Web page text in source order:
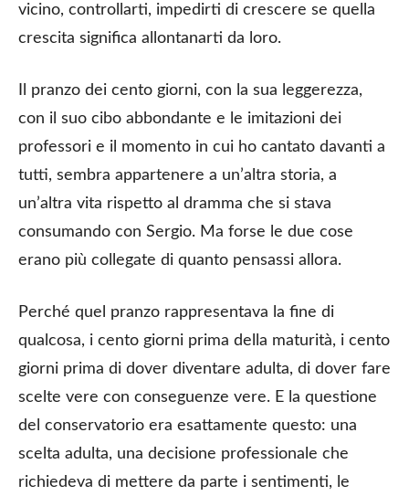
vicino, controllarti, impedirti di crescere se quella
crescita significa allontanarti da loro.
Il pranzo dei cento giorni, con la sua leggerezza,
con il suo cibo abbondante e le imitazioni dei
professori e il momento in cui ho cantato davanti a
tutti, sembra appartenere a un’altra storia, a
un’altra vita rispetto al dramma che si stava
consumando con Sergio. Ma forse le due cose
erano più collegate di quanto pensassi allora.
Perché quel pranzo rappresentava la fine di
qualcosa, i cento giorni prima della maturità, i cento
giorni prima di dover diventare adulta, di dover fare
scelte vere con conseguenze vere. E la questione
del conservatorio era esattamente questo: una
scelta adulta, una decisione professionale che
richiedeva di mettere da parte i sentimenti, le